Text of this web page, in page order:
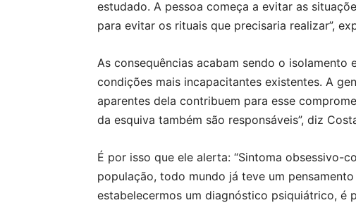
estudado. A pessoa começa a evitar as
para evitar os rituais que precisaria realizar”,
As consequências acabam sendo o isolamento
condições mais incapacitantes existentes. A
aparentes dela contribuem para esse
da esquiva também são responsáveis”, diz
É por isso que ele alerta: “Sintoma obsessivo-
população, todo mundo já teve um
estabelecermos um diagnóstico psiquiátrico, é